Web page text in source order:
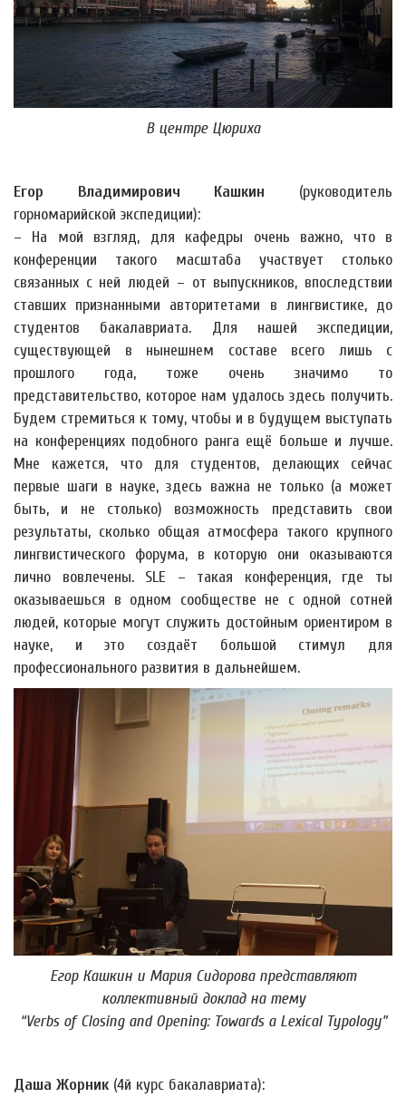
В центре Цюриха
Егор Владимирович Кашкин (руководитель
горномарийской экспедиции):
– На мой взгляд, для кафедры очень важно, что в
конференции такого масштаба участвует столько
связанных с ней людей – от выпускников, впоследствии
ставших признанными авторитетами в лингвистике, до
студентов бакалавриата. Для нашей экспедиции,
существующей в нынешнем составе всего лишь с
прошлого года, тоже очень значимо то
представительство, которое нам удалось здесь получить.
Будем стремиться к тому, чтобы и в будущем выступать
на конференциях подобного ранга ещё больше и лучше.
Мне кажется, что для студентов, делающих сейчас
первые шаги в науке, здесь важна не только (а может
быть, и не столько) возможность представить свои
результаты, сколько общая атмосфера такого крупного
лингвистического форума, в которую они оказываются
лично вовлечены. SLE – такая конференция, где ты
оказываешься в одном сообществе не с одной сотней
людей, которые могут служить достойным ориентиром в
науке, и это создаёт большой стимул для
профессионального развития в дальнейшем.
Егор Кашкин и Мария Сидорова представляют
коллективный доклад на тему
“Verbs of Closing and Opening: Towards a Lexical Typology”
Даша Жорник (4й курс бакалавриата):